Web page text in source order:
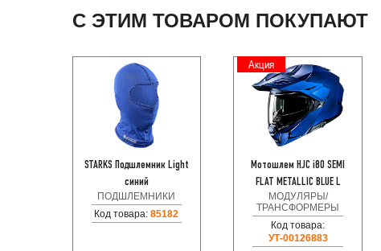
С ЭТИМ ТОВАРОМ ПОКУПАЮТ
STARKS Подшлемник Light
синий
ПОДШЛЕМНИКИ
Код товара:85182
Акция
Мотошлем HJC i80 SEMI
FLAT METALLIC BLUE L
МОДУЛЯРЫ/
ТРАНСФОРМЕРЫ
Код товара:
УТ-00126883